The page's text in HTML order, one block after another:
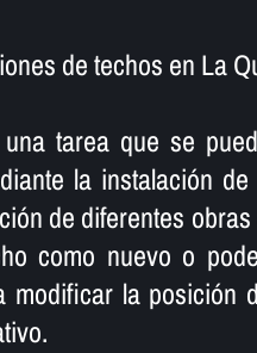
de techos en La
tarea que se
la instalación
de diferentes
como nuevo o
modificar la posición